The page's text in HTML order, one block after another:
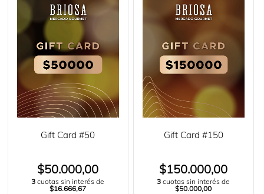
Gift Card #50
$50.000,00
3 cuotas sin interés de
$16.666,67
Gift Card #150
$150.000,00
3 cuotas sin interés de
$50.000,00